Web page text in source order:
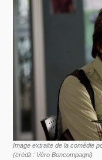
Image extraite de la comédie
(crédit : Véro Boncompagni)